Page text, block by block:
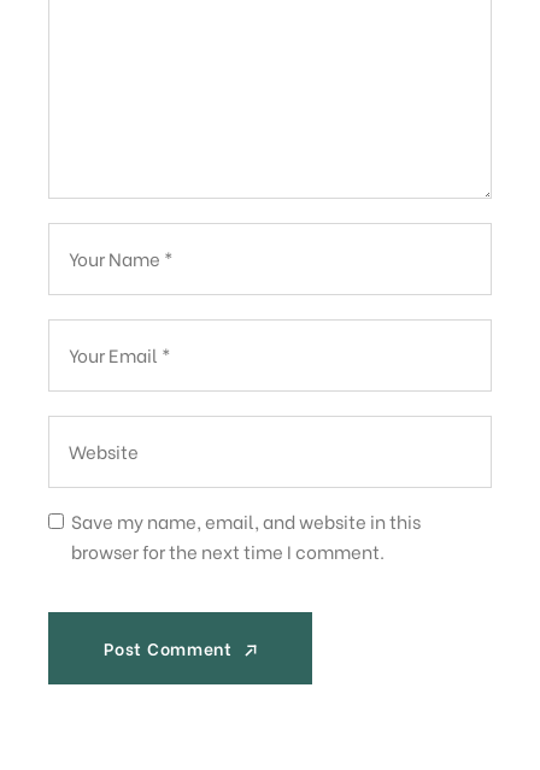
Save my name, email, and website in this
browser for the next time I comment.
Post Comment